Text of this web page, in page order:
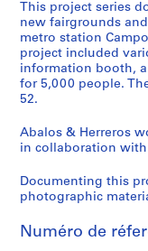
i
t
e
c
t
r
a
p
r
j
This project series
new fairgrounds
metro station
project included
information booth,
for 5,000 people.
52.
Abalos & Herreros
in collaboration with
Documenting this
photographic
Numéro de